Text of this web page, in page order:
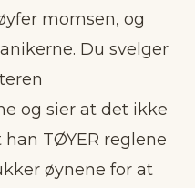
momsen, og
Du svelger
og sier at det ikke
TØYER reglene
øynene for at